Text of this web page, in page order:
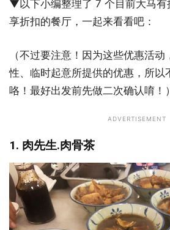
▼以下小编整理了 7 个目前大马
享折扣的餐厅，一起来看看吧：
（不过要注意！因为这些优惠活
性、临时起意所提供的优惠，所以
咯！最好出发前先做二次确认唷！）
ADVERTISEMENT
1. 肉先生.肉骨茶